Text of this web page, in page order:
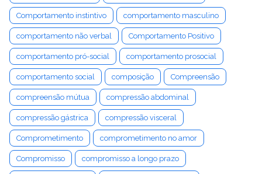
Comportamento instintivo comportamento masculino
comportamento não verbal Comportamento Positivo
comportamento pró-social comportamento prosocial
comportamento social composição Compreensão
compreensão mútua compressão abdominal
compressão gástrica compressão visceral
Comprometimento comprometimento no amor
Compromisso compromisso a longo prazo